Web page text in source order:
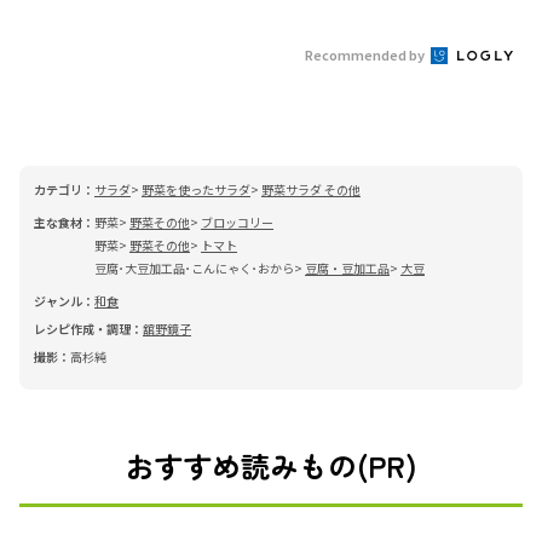
Recommended by
カテゴリ： サラダ 野菜を使ったサラダ
野菜サラダ その他
主な食材： 野菜 野菜その他
ブロッコリー
野菜
野菜その他
トマト
豆腐･大豆加工品･こんにゃく･おから
豆腐・豆加工品
大豆
ジャンル： 和食
レシピ作成・調理： 舘野鏡子
撮影： 高杉純
おすすめ読みもの(PR)